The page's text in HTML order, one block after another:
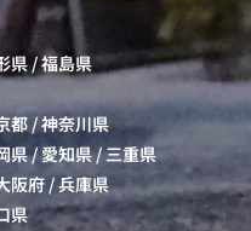
県/福島県
都 /神奈川県
県/愛知県/三重県
阪府 /兵庫県
県